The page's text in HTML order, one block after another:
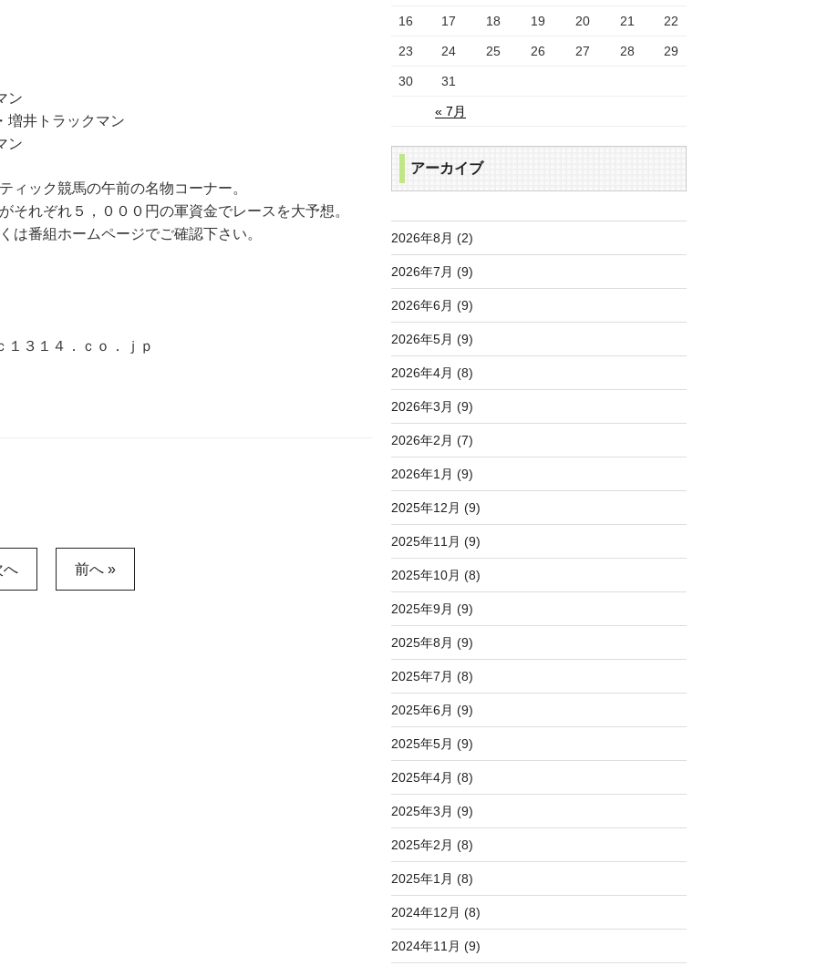
ン
井トラックマン
ン
ック競馬の午前の名物コーナー。
それぞれ５，０００円の軍資金でレースを大予想。
は番組ホームページでご確認下さい。
３１４．ｃｏ．ｊｐ
へ 前へ »
« 7月
16 17 18 19 20 21 22
23 24 25 26 27 28 29
30 31
アーカイブ
2026年8月 (2)
2026年7月 (9)
2026年6月 (9)
2026年5月 (9)
2026年4月 (8)
2026年3月 (9)
2026年2月 (7)
2026年1月 (9)
2025年12月 (9)
2025年11月 (9)
2025年10月 (8)
2025年9月 (9)
2025年8月 (9)
2025年7月 (8)
2025年6月 (9)
2025年5月 (9)
2025年4月 (8)
2025年3月 (9)
2025年2月 (8)
2025年1月 (8)
2024年12月 (8)
2024年11月 (9)